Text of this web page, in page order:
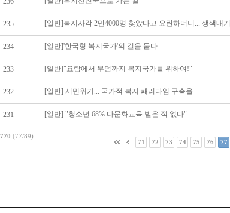
235
234 [일반]'한국형 복지국가'의 길을 묻다
233 [일반]"요람에서 무덤까지 복지국가를 위하여!"
232 [일반] 서민위기... 국가적 복지 패러다임 구축을
231 [일반] "청소년 68% 다문화교육 받은 적 없다"
(77/89)
71
72 73 74 75 76 77